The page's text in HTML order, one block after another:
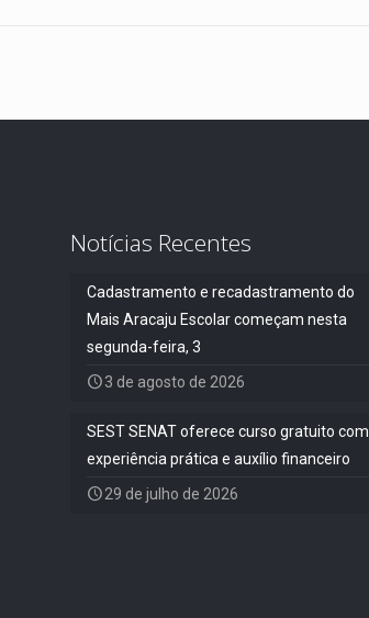
Notícias Recentes
Cadastramento e recadastramento do
Mais Aracaju Escolar começam nesta
segunda-feira, 3
3 de agosto de 2026
SEST SENAT oferece curso gratuito com
experiência prática e auxílio financeiro
29 de julho de 2026